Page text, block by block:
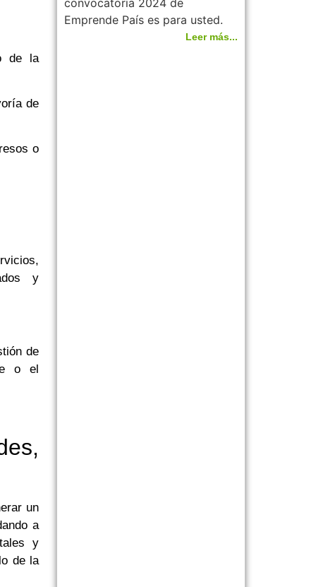
de la
de
o
y
de
o el
un
a
y
de la
convocatoria 2024 de
Emprende País es para usted.
Leer más...